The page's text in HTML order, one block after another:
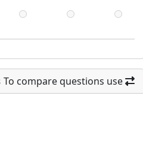
To compare questions use